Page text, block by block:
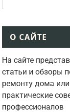
О САЙТЕ
На сайте
статьи и обзоры
ремонту дома
практические
профессионалов